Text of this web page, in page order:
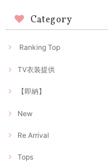
Category
Ranking Top
TV衣装提供
【即納】
New
Re Arrival
Tops